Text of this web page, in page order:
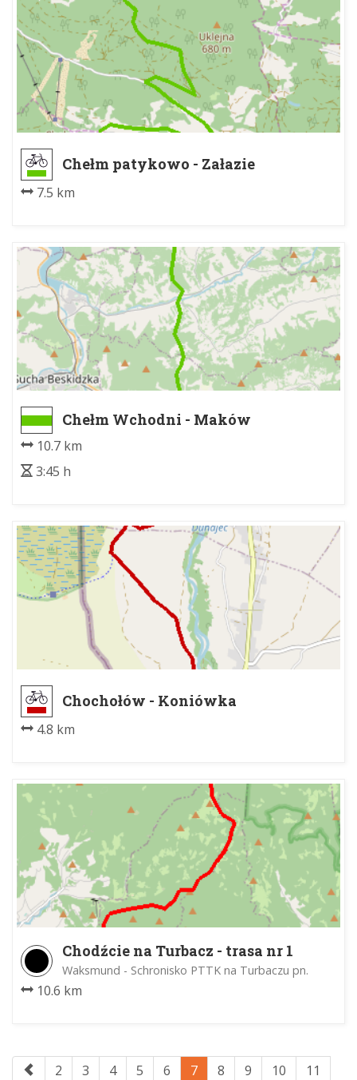
Chełm patykowo - Załazie
7.5 km
Chełm Wchodni - Maków
10.7 km
3:45 h
Chochołów - Koniówka
4.8 km
Chodźcie na Turbacz - trasa nr 1
Waksmund - Schronisko PTTK na Turbaczu pn.
10.6 km
2 3 4 5 6 7 8 9 10 11